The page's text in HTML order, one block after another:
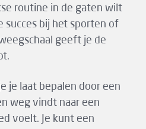
routine in de gaten wilt
succes bij het sporten of
geeft je de
je laat bepalen door een
weg vindt naar een
voelt. Je kunt een